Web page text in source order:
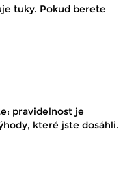
tuky. Pokud berete
pravidelnost je
které jste dosáhli.